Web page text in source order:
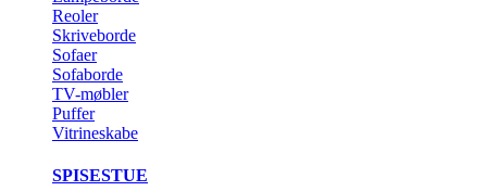
Reoler
Skriveborde
Sofaer
Sofaborde
TV-møbler
Puffer
Vitrineskabe
SPISESTUE